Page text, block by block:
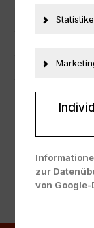
Zustand
Material
zur
von
Cookies